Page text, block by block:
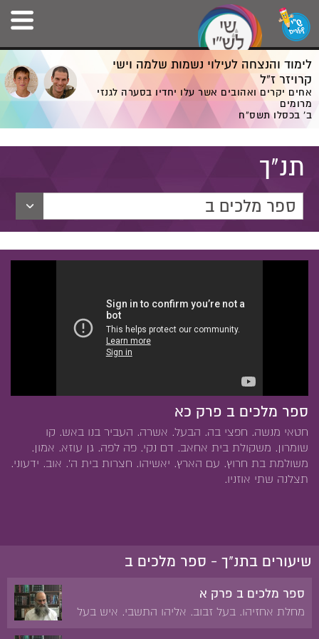
לימוד והנצחה לעילוי נשמות שלמה וישי
קרויזר ז”ל
אחים יקרים ואהובים אשר עלו יחדיו בסערה לגנזי
מרומים
ב' בכסלו תשס”ח
תנ"ך
ספר מלכים ב
ספר מלכים ב פרק כא
חטאי מנשה. חפצי בה. הבעל. אשרה. העביר בנו באש. קו
שומרון. משקולת בית אחאב. דם נקי. פה לפה. גן עוזא. אמון.
משולמת בת חרוץ. עם הארץ. יאשיהו. חצרות בית ה'. אוב. ידעוני.
תצלנה שתי אוזניו.
שיעורים בתנ"ך - ספר מלכים ב
ספר מלכים ב פרק א
מחלת אחזיהו. בעל זבוב. אליהו התשבי. איש בעל